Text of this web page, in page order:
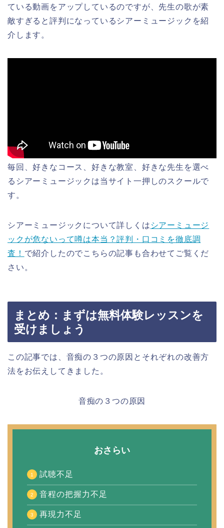
ている動画をアップしているのですが、先生の歌が素
敵すぎると評判になっているシアーミュージックを紹
介します。
毎回、好きなコース、好きな教室、好きな先生を選べ
るシアーミュージックは当サイト一押しのスクールで
す。
シアーミュージックについて詳しくは シアーミュージ
ックが危ないって噂は本当？評判・口コミを徹底調
査！ で紹介したのでこちらの記事も合わせてご覧くだ
さい。
まとめ：まずは無料体験レッスンを
受けましょう
この記事では、音痴の３つの原因とそれぞれの改善方
法をお伝えしてきました。
音痴の３つの原因
おさらい
試聴不足
音程の把握力不足
再現力不足